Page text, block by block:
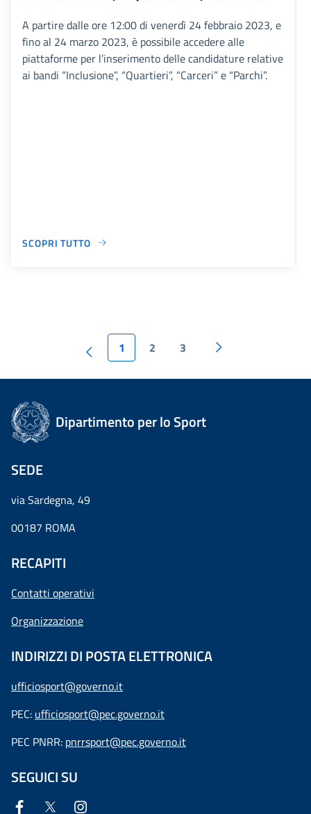
A partire dalle ore 12:00 di venerdì 24 febbraio 2023, e
fino al 24 marzo 2023, è possibile accedere alle
piattaforme per l’inserimento delle candidature relative
ai bandi “Inclusione”, “Quartieri”, “Carceri” e “Parchi”.
SCOPRI TUTTO
1 2 3
Dipartimento per lo Sport
SEDE
via Sardegna, 49
00187 ROMA
RECAPITI
Contatti operativi
Organizzazione
INDIRIZZI DI POSTA ELETTRONICA
ufficiosport@governo.it
PEC: ufficiosport@pec.governo.it
PEC PNRR: pnrrsport@pec.governo.it
SEGUICI SU